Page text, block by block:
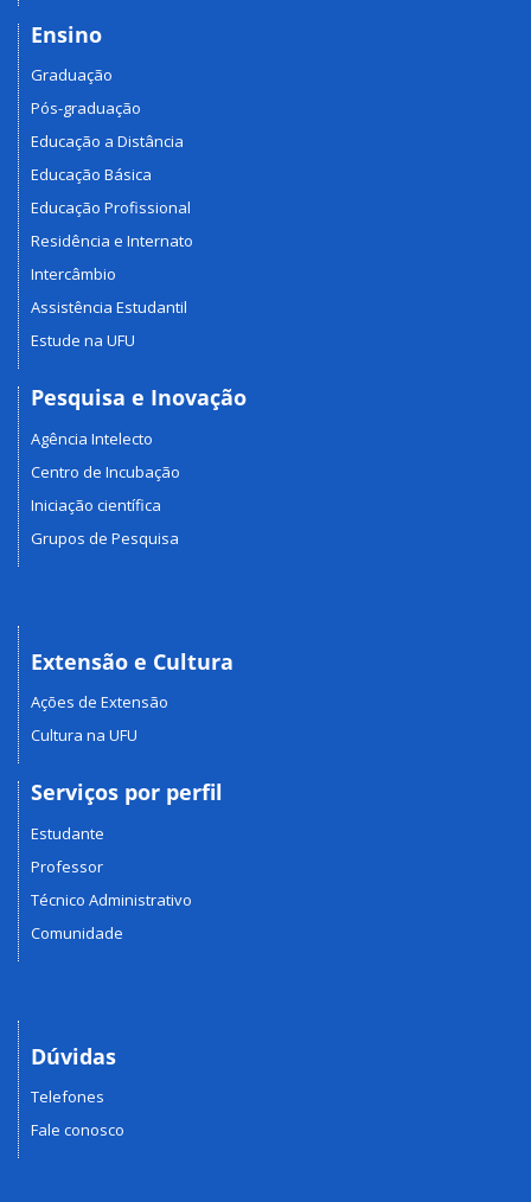
Ensino
Graduação
Pós-graduação
Educação a Distância
Educação Básica
Educação Profissional
Residência e Internato
Intercâmbio
Assistência Estudantil
Estude na UFU
Pesquisa e Inovação
Agência Intelecto
Centro de Incubação
Iniciação científica
Grupos de Pesquisa
Extensão e Cultura
Ações de Extensão
Cultura na UFU
Serviços por perfil
Estudante
Professor
Técnico Administrativo
Comunidade
Dúvidas
Telefones
Fale conosco